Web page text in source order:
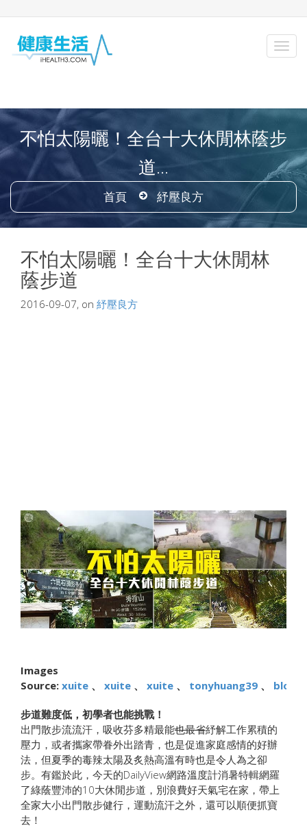
不怕太陽曬！全台十大休閒林蔭步
道...
首頁 紓壓良方
不怕太陽曬！全台十大休閒林
蔭步道
2016-09-07, on 紓壓良方
Images
Source: xuite 、 xuite 、 xuite 、 tonyhuang39 、
步道難度低，初學者也能挑戰！
出門散步流流汗，吸收芬多精最能也最省紓解工作累積的
壓力，或者攜家帶眷外出踏青，也是促進家庭感情的好辦
法，但夏季的毒辣太陽及炙熱高溫有時也是令人為之卻
步。有鑑於此，今天的DailyView網路溫度計消暑特輯網羅
了綠蔭豐沛的10大休閒步道，別浪費好天氣宅在家，帶上
全家大小出門散步健行，運動流汗之外，還可以順便抓寶
去！